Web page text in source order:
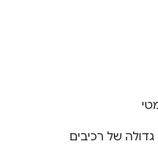
של רכיבים